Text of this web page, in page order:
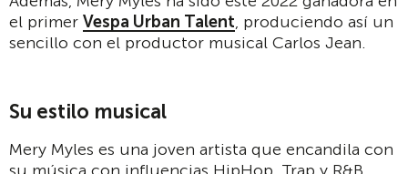
el primer Vespa Urban Talent, produciendo así un
sencillo con el productor musical Carlos Jean.
Su estilo musical
Mery Myles es una joven artista que encandila con